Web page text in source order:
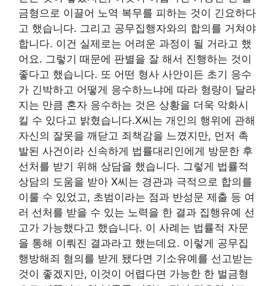
금형으로 이끌어 노역 복무를 피하는 것이 긴요하다
고 했습니다. 그리고 공무집행자와의 합의를 거쳐야
합니다. 이건 실제로는 어려운 과정이 될 거라고 했
어요. 그렇기 때문에 판별을 잘 해서 진행하는 것이
좋다고 했습니다. 또 어떤 형사 사안이든 초기 응수
가 긴박하고 어떻게 응수하느냐에 따라 형량이 달라
지는 만큼 혼자 응수하는 것은 상황을 더욱 악화시
킬 수 있다고 밝혔습니다.X씨는 개인의 행위에 관해
자신의 잘못을 깨닫고 죄책감을 느꼈지만, 먼저 촉
발된 사건이라 신속하게 법률대리인에게 방문한 후
선처를 받기 위해 상담을 했습니다. 그렇게 법률적
상담의 도움을 받아 X씨는 경관과 극적으로 합의를
이룰 수 있었고, 초범이라는 점과 반성문 제출 등 여
러 선처를 받을 수 있는 노력을 한 결과 집행유예 선
고가 가능했다고 했습니다. 이 사례는 법률적 자문
을 통해 이뤄진 결과라고 했는데요. 이렇게 공무집
행방해죄 혐의를 받게 됐다면 기소유예를 선고받는
것이 좋겠지만, 이것이 어렵다면 가능한 한 벌금형